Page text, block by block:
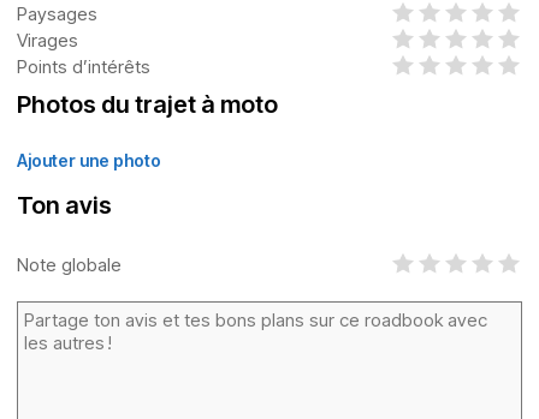
Paysages
Virages
Points d’intérêts
Photos du trajet à moto
Ajouter une photo
Ton avis
Note globale